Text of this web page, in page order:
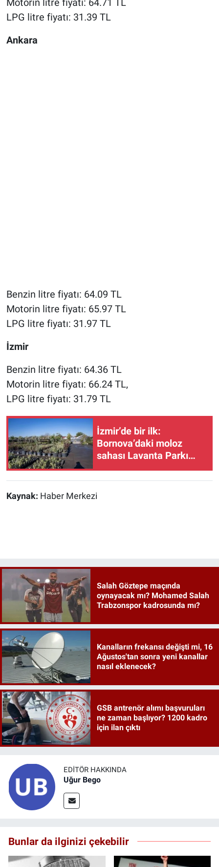
Motorin litre fiyatı: 64.71 TL
LPG litre fiyatı: 31.39 TL
Ankara
Benzin litre fiyatı: 64.09 TL
Motorin litre fiyatı: 65.97 TL
LPG litre fiyatı: 31.97 TL
İzmir
Benzin litre fiyatı: 64.36 TL
Motorin litre fiyatı: 66.24 TL,
LPG litre fiyatı: 31.79 TL
İzmir’de bir ilk:
Bornova’daki moloz
sahası Lavanta Parkı
oluyor!
Kaynak: Haber Merkezi
Salah Göztepe maçında
oynayacak mı? Mohamed Salah
Trabzonspor kadrosunda mı?
Kanalların frekansı değişti mi, 16
Ağustos'tan sonra yeni kanallar
nasıl eklenecek?
GSB antrenör alımı başvuruları
ne zaman başlıyor? 1200 kadro
için ilan çıktı
EDITÖR HAKKINDA
Uğur Bego
Bunlar da ilginizi çekebilir